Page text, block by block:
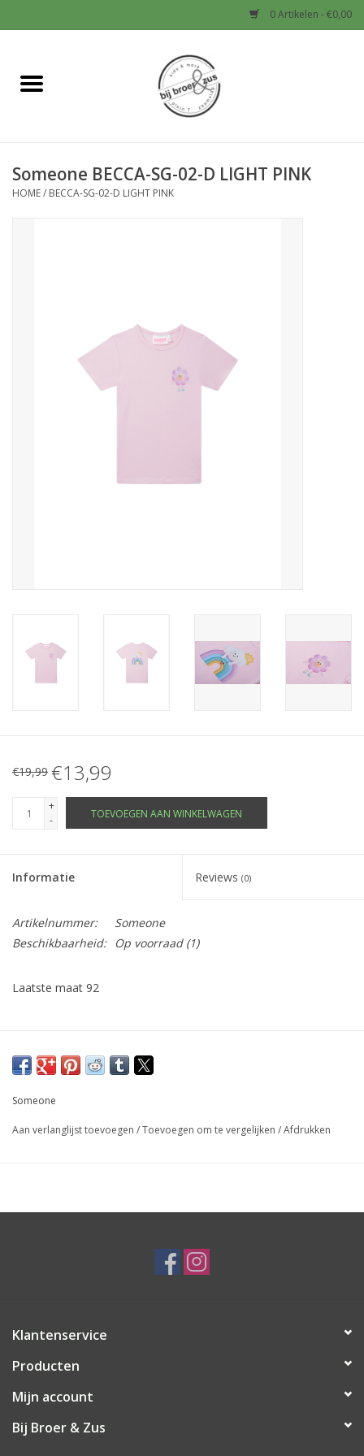
0 Artikelen - €0,00
Home
Baby
Schoenen en Tassen
Someone BECCA-SG-02-D LIGHT PINK
HOME/ BECCA-SG-02-D LIGHT PINK
€19,99 €13,99
+
-
TOEVOEGEN AAN WINKELWAGEN
Informatie Reviews (0)
Artikelnummer:
Someone
Beschikbaarheid:
Op voorraad(1)
Laatste maat 92
Someone
Aan verlanglijst toevoegen /Toevoegen om te vergelijken /Afdrukken
Klantenservice
Producten
Mijn account
Bij Broer & Zus